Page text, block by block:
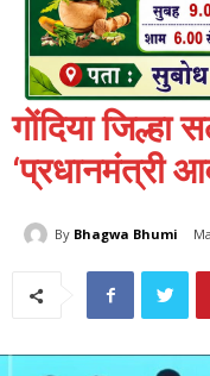
गोंदिया जिल्हा
‘प्रधानमंत्री
By Bhagwa Bhumi